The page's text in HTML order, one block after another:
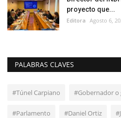
proyecto que...
Editora Agosto 6,
PALABRAS CLAVES
#Túnel Carpiano #Gobernador o
#Parlamento #Daniel Ortiz